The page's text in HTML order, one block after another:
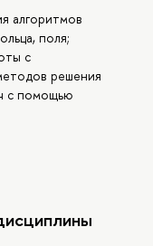
алгоритмов
поля;
с
решения
с помощью